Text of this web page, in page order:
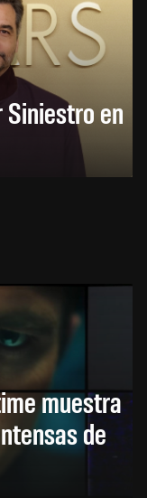
en
muestra
de